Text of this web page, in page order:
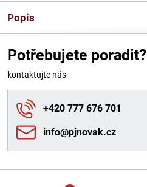
Popis
Potřebujete poradit?
kontaktujte nás
+420 777 676 701
info​@pjnovak​.cz